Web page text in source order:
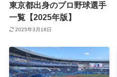
東京都出身のプロ野球選手
一覧【2025年版】
2025年3月18日